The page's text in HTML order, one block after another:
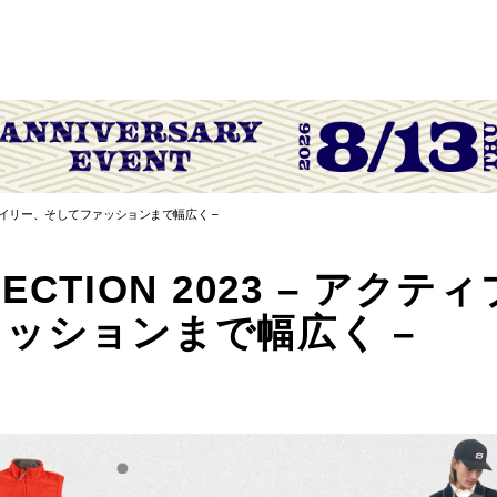
リー、そしてファッションまで幅広く –
2023 – アクティ
ションまで幅広く –